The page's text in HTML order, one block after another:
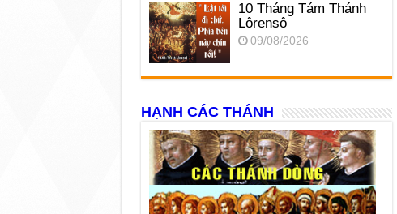
10 Tháng Tám Thánh
Lôrensô
09/08/2026
HẠNH CÁC THÁNH